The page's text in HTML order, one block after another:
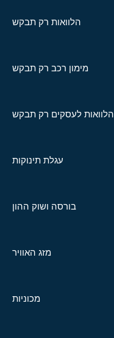
הלוואות רק תבקש
מימון רכב רק תבקש
הלוואות לעסקים רק תבקש
עגלת תינוקות
בורסה ושוק ההון
מזג האוויר
מכוניות